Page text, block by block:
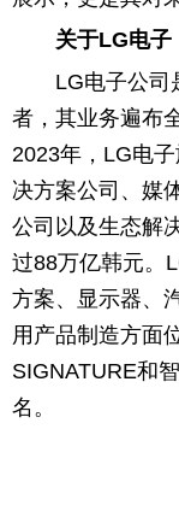
关于LG电子
LG电子公司
者，其业务遍布
2023年，LG电
决方案公司、媒
公司以及生态解
过88万亿韩元。
方案、显示器、
用产品制造方面
SIGNATURE和
名。